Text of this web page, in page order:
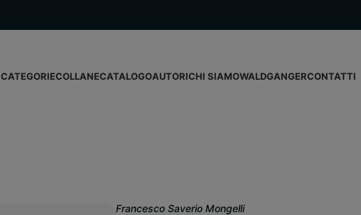
CATEGORIECOLLANECATALOGOAUTORICHI SIAMOWALDGANGERCONTATTI
Francesco Saverio Mongelli